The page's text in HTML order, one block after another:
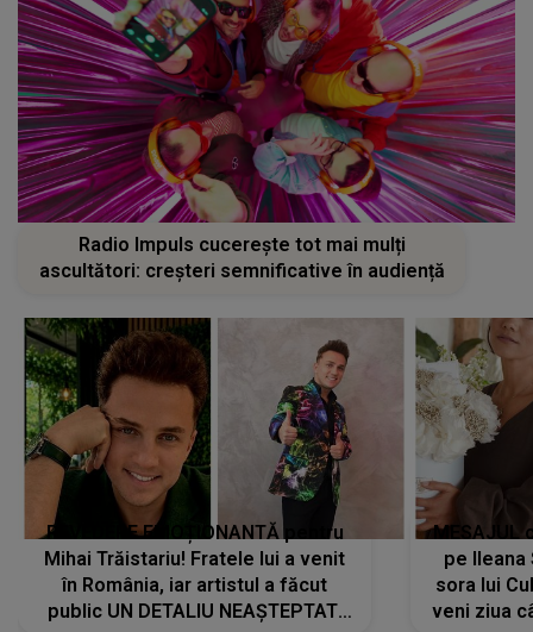
Radio Impuls cucerește tot mai mulți
ascultători: creșteri semnificative în audiență
REVEDERE EMOȚIONANTĂ pentru
Mihai Trăistariu! Fratele lui a venit
în România, iar artistul a făcut
public UN DETALIU NEAȘTEPTAT:
MESAJUL
pe Ileana
sora lui
veni ziua